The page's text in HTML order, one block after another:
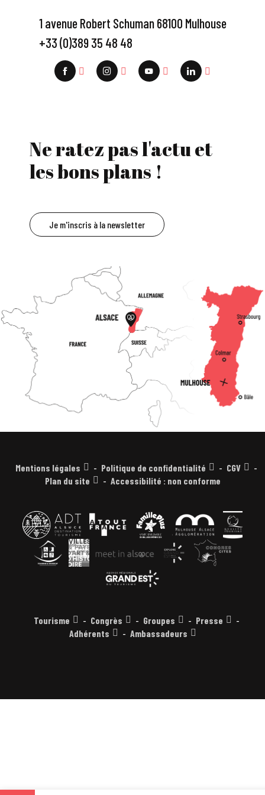
1 avenue Robert Schuman 68100 Mulhouse
+33 (0)389 35 48 48
Ne ratez pas l'actu et
les bons plans !
Je m'inscris à la newsletter
Mentions légales Politique de confidentialité
CGV
Plan du site
Accessibilité : non conforme
Tourisme Congrès Groupes
Presse
Adhérents
Ambassadeurs